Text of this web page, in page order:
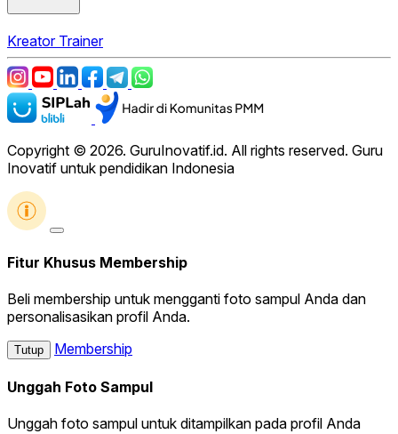
Kreator Trainer
Copyright © 2026. GuruInovatif.id. All rights reserved. Guru
Inovatif untuk pendidikan Indonesia
Fitur Khusus Membership
Beli membership untuk mengganti foto sampul Anda dan
personalisasikan profil Anda.
Tutup Membership
Unggah Foto Sampul
Unggah foto sampul untuk ditampilkan pada profil Anda